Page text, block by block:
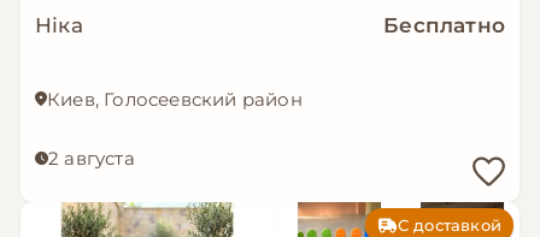
Ніка Бесплатно
Киев, Голосеевский район
2 августа
С доставкой